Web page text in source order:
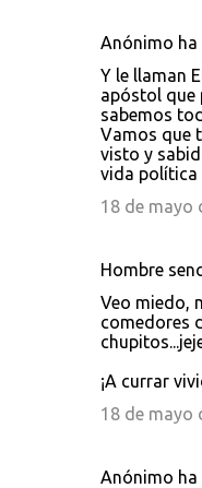
Anónimo
Y le llaman
apóstol que
sabemos
Vamos que
visto y
vida política
18 de mayo
Hombre
Veo miedo,
comedores
¡A currar
18 de mayo
Anónimo